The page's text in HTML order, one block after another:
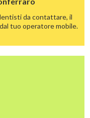
da contattare, il
tuo operatore mobile.